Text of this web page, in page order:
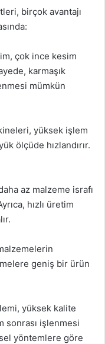
birçok avantajı
çok ince kesim
karmaşık
mümkün
yüksek işlem
ölçüde hızlandırır.
az malzeme israfı
hızlı üretim
geniş bir ürün
yüksek kalite
sonrası işlenmesi
yöntemlere göre